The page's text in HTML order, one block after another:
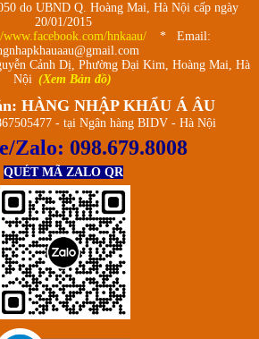
do UBND Q. Hoàng Mai, Hà Nội cấp ngày
20/01/2015
www.facebook.com/hnkaau/
* Email:
Cảnh Dị, Phường Đại Kim, Hoàng Mai, Hà
Nội (Xem Bản đồ)
HÀNG NHẬP KHẨU Á ÂU
- tại Ngân hàng BIDV - Hà Nội
Zalo: 098.679.8008
QUÉT MÃ ZALO QR